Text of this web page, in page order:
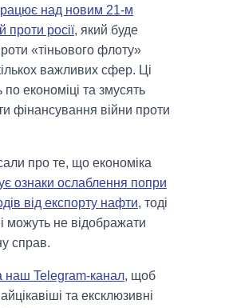
над новим 21-м
проти росії, який буде
«тіньового флоту»
важливих сфер. Ці
по економіці та змусять
фінансування війни проти
про те, що економіка
ознаки ослаблення попри
від експорту нафти, тоді
можуть не відображати
справ.
наш Telegram-канал, щоб
та ексклюзивні